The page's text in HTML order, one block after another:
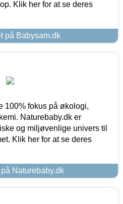
Klik her for at se deres
på Babysam.dk
100% fokus på økologi,
Naturebaby.dk er
og miljøvenlige univers til
Klik her for at se deres
Naturebaby.dk